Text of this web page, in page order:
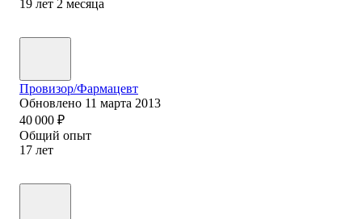
19 лет 2 месяца
Провизор/Фармацевт
Обновлено 11 марта 2013
40 000 ₽
Общий опыт
17 лет